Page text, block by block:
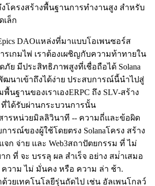
งโครงสร้างพื้นฐานการทํางานสูง สําหรับ
เล็ก
DAOแหล่งที่มาแบบโอเพนซอร์ส
รเกมไพ่ เราต้องเผชิญกับความท้าทายใน
ย มีประสิทธิภาพสูงที่เชื่อถือได้ Solana
นาเข้าถึงได้ง่าย ประสบการณ์นี้นําไปสู่
นฐานของเราเองERPC ถึง SLV-สร้าง
ได้รับผ่านกระบวนการนั้น
ารหน่วยมิลลิวินาที -- ความถี่และข้อผิด
ารณ์ของผู้ใช้โดยตรง Solanaโครง สร้าง
ก จ่าย และ Web3สถาปัตยกรรม ที่ ไม่
ก ที่ จะ บรรลุ ผล สําเร็จ อย่าง สม่ําเสมอ
ความ ไม่ มั่นคง หรือ ความ ล่า ช้า.
ด้วยเทคโนโลยีรุ่นถัดไป เช่น อัลเพนโกลว์